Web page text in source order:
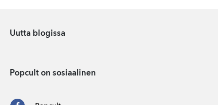
Uutta blogissa
Popcult on sosiaalinen